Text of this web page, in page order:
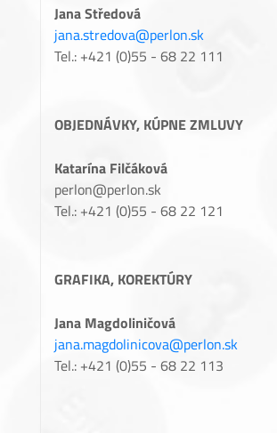
Jana Středová
jana.stredova@perlon.sk
Tel.: +421 (0)55 - 68 22 111
OBJEDNÁVKY, KÚPNE ZMLUVY
Katarína Filčáková
perlon@perlon.sk
Tel.: +421 (0)55 - 68 22 121
GRAFIKA, KOREKTÚRY
Jana Magdoliničová
jana.magdolinicova@perlon.sk
Tel.: +421 (0)55 - 68 22 113